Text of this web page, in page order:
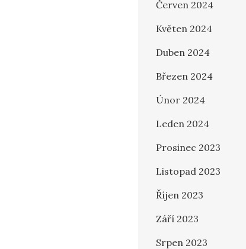
Červen 2024
Květen 2024
Duben 2024
Březen 2024
Únor 2024
Leden 2024
Prosinec 2023
Listopad 2023
Říjen 2023
Září 2023
Srpen 2023